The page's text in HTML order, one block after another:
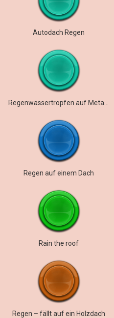
Autodach Regen
Regen auf einem Dach
Rain the roof
Regen – fällt auf ein Holzdach